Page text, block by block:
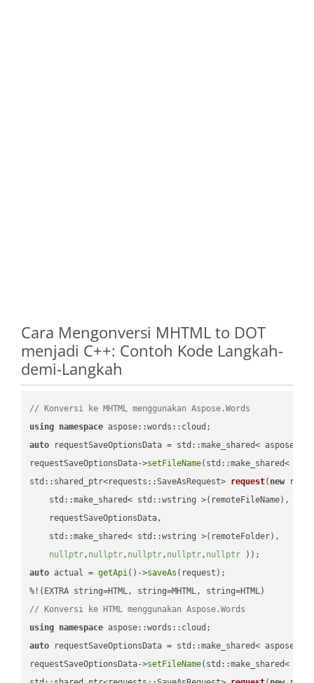
Cara Mengonversi MHTML to DOT
menjadi C++: Contoh Kode Langkah-
demi-Langkah
// Konversi ke MHTML menggunakan Aspose.Words
using namespace
auto requestSaveOptionsData = std::make_shared<
requestSaveOptionsData->setFileName(std::make_shared<
std::shared_ptr<requests::SaveAsRequest> request( new
    std::make_shared< std::wstring >(remoteFileName),
    requestSaveOptionsData,
    std::make_shared< std::wstring >(remoteFolder),
nullptr, nullptr, nullptr, nullptr, nullptr ))
auto actual = getApi()->saveAs (request);
// Konversi ke HTML menggunakan Aspose.Words
using namespace
auto requestSaveOptionsData = std::make_shared<
requestSaveOptionsData->setFileName(std::make_shared<